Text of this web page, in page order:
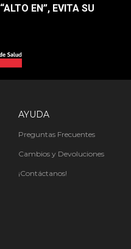
EN”, EVITA SU
AYUDA
Preguntas Frecuentes
Cambios y Devoluciones
¡Contáctanos!